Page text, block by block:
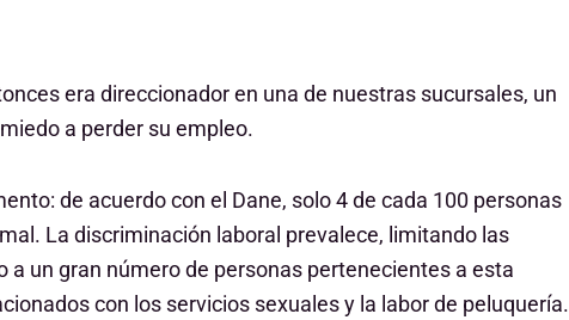
era direccionador en una de nuestras sucursales, un
a perder su empleo.
de acuerdo con el Dane, solo 4 de cada 100 personas
La discriminación laboral prevalece, limitando las
a un gran número de personas pertenecientes a esta
con los servicios sexuales y la labor de peluquería.